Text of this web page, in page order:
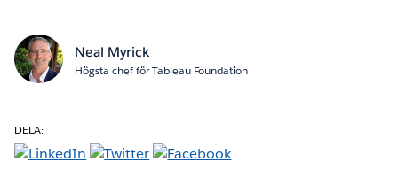
Neal Myrick
Högsta chef för Tableau Foundation
DELA: